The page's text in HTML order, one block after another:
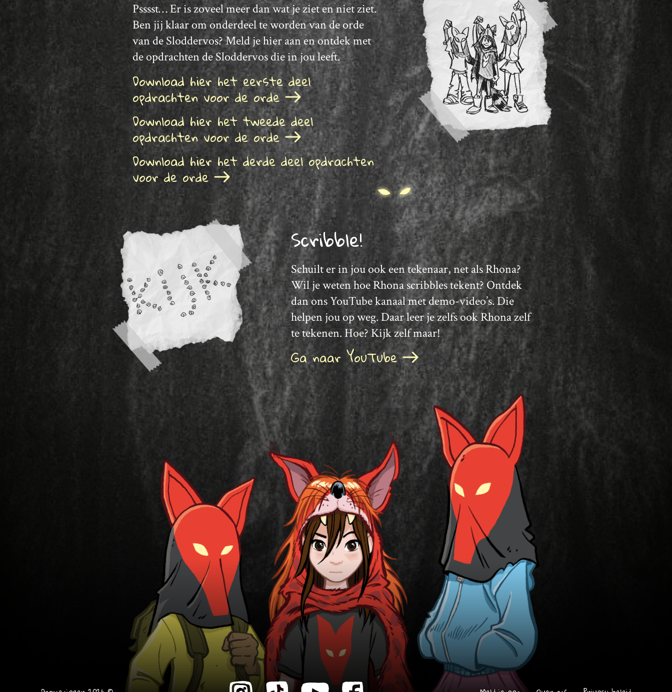
Psssst… Er is zoveel meer dan wat je ziet en niet ziet.
Ben jij klaar om onderdeel te worden van de orde
van de Sloddervos? Meld je hier aan en ontdek met
de opdrachten de Sloddervos die in jou leeft.
Download hier het eerste deel
opdrachten voor de orde
Download hier het tweede deel
opdrachten voor de orde
Download hier het derde deel opdrachten
voor de orde
Scribble!
Deleted:
Deleted:
Schuilt er in jou ook een tekenaar, net als Rhona?
Wil je weten hoe Rhona scribbles tekent? Ontdek
dan ons YouTube kanaal met demo-video’s. Die
helpen jou op weg. Daar leer je zelfs ook Rhona zelf
te tekenen. Hoe? Kijk zelf maar!
Ga naar YouTube